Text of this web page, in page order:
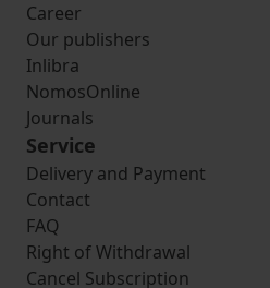
Career
Our publishers
Inlibra
NomosOnline
Journals
Service
Delivery and Payment
Contact
FAQ
Right of Withdrawal
Cancel Subscription